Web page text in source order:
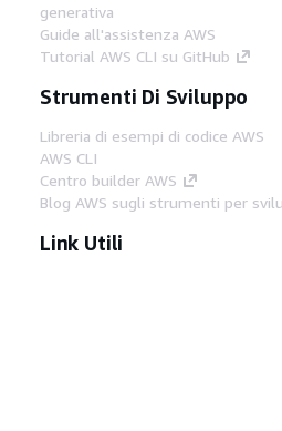
generativa
Guide all'assistenza AWS
Tutorial AWS CLI su GitHub
Strumenti Di Sviluppo
Libreria di esempi di codice AWS
AWS CLI
Centro builder AWS
Blog AWS sugli strumenti per
Link Utili